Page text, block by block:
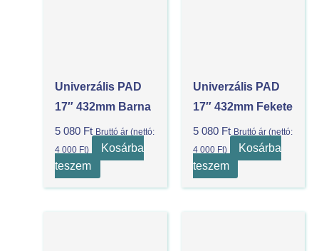
Univerzális PAD
17″ 432mm Barna
5 080 Ft Bruttó ár (nettó:
4 000 Ft)
Kosárba
teszem
Univerzális PAD
17″ 432mm Fekete
5 080 Ft Bruttó ár (nettó:
4 000 Ft)
Kosárba
teszem